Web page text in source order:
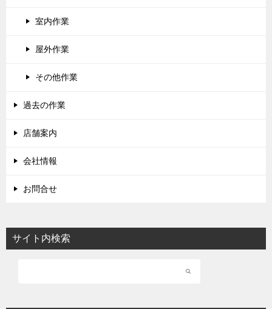
室内作業
屋外作業
その他作業
過去の作業
店舗案内
会社情報
お問合せ
サイト内検索